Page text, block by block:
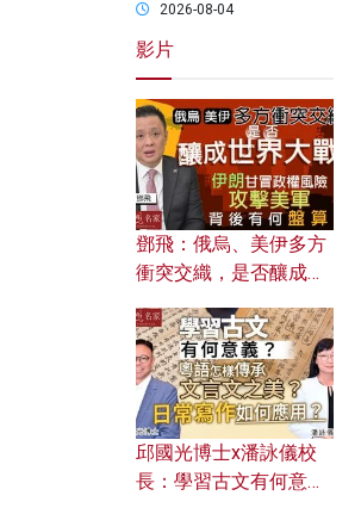
2026-08-04
影片
鄧飛：俄烏、美伊多方
衝突交織，是否釀成世
風險攻擊美軍，背後有
何盤算？
邱國光博士x潘詠儀校
長：學習古文有何意